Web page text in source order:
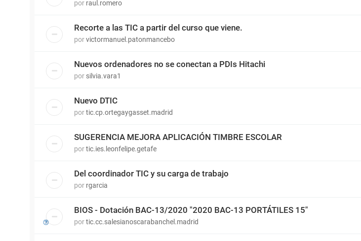
por raul.romero
Recorte a las TIC a partir del curso que viene.
porvictormanuel.patonmancebo
Nuevos ordenadores no se conectan a PDIs Hitachi
por silvia.vara1
Nuevo DTIC
portic.cp.ortegaygasset.madrid
SUGERENCIA MEJORA APLICACIÓN TIMBRE ESCOLAR
portic.ies.leonfelipe.getafe
Del coordinador TIC y su carga de trabajo
por rgarcia
BIOS - Dotación BAC-13/2020 "2020 BAC-13 PORTÁTILES 15"
portic.cc.salesianoscarabanchel.madrid